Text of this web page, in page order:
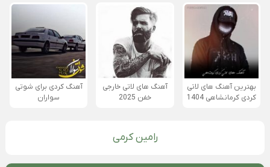
بهترین آهنگ های لاتی
کردی کرمانشاهی 1404
آهنگ های لاتی خارجی
خفن 2025
آهنگ کردی برای شوتی
سواران
رامین کرمی